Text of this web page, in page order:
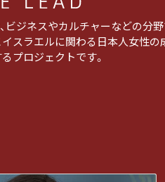
ビジネスやカルチャーなどの分
スラエルに関わる日本人女性の
プロジェクトです。